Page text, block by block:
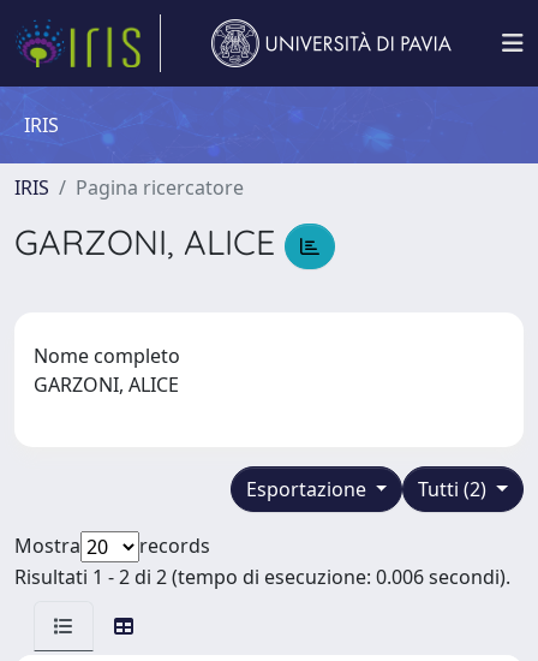
IRIS
IRIS Pagina ricercatore
GARZONI, ALICE
Nome completo
GARZONI, ALICE
Tutti (2)
Esportazione
Mostra
records
Risultati 1 - 2 di 2 (tempo di esecuzione: 0.006 secondi).